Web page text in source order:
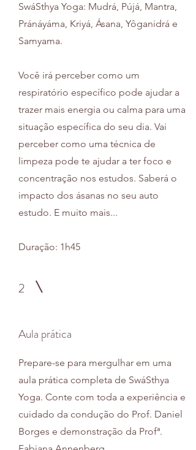
SwáSthya Yoga: Mudrá, Pújá, Mantra,
Pránáyáma, Kriyá, Ásana, Yôganidrá e
Samyama.
Você irá perceber como um
respiratório específico pode ajudar a
trazer mais energia ou calma para uma
situação específica do seu dia. Vai
perceber como uma técnica de
limpeza pode te ajudar a ter foco e
concentração nos estudos. Saberá o
impacto dos ásanas no seu auto
estudo. E muito mais...
Duração: 1h45
2
Aula prática
Prepare-se para mergulhar em uma
aula prática completa de SwáSthya
Yoga. Conte com toda a experiência e
cuidado da condução do Prof. Daniel
Borges e demonstração da Profª.